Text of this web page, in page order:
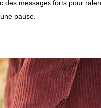
des messages forts pour
pause.